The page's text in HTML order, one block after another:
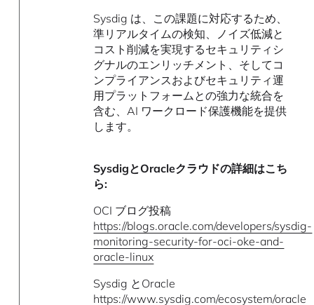
Sysdig は、この課題に対応するため、
準リアルタイムの検知、ノイズ低減と
コスト削減を実現するセキュリティシ
グナルのエンリッチメント、そしてコ
ンプライアンスおよびセキュリティ運
用プラットフォームとの強力な統合を
含む、AI ワークロード保護機能を提供
します。
SysdigとOracleクラウドの詳細はこち
ら:
OCI ブログ投稿
https://blogs.oracle.com/developers/sysdig-
monitoring-security-for-oci-oke-and-
oracle-linux
Sysdig とOracle
https://www.sysdig.com/ecosystem/oracle